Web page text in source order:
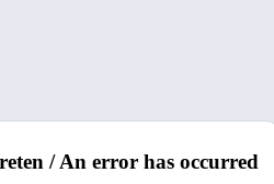
/ An error has occurred